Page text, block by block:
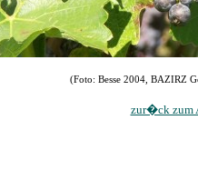
(Foto: Besse 2004, BAZIRZ
zur�ck zum